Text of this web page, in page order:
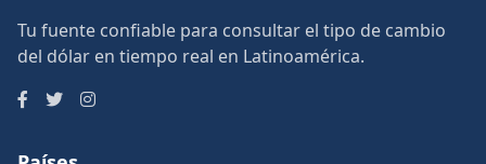
Tu fuente confiable para consultar el tipo de cambio
del dólar en tiempo real en Latinoamérica.